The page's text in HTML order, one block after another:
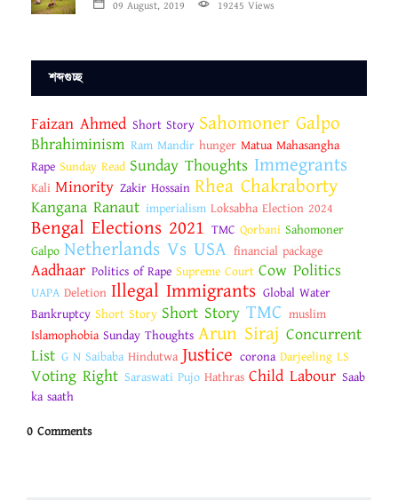
09 August, 2019 19245 Views
শব্দগুচ্ছ
Faizan Ahmed Short Story Sahomoner Galpo
Bhrahiminism Ram Mandir hunger Matua Mahasangha
Rape Sunday Read Sunday Thoughts Immegrants
Kali Minority Zakir Hossain Rhea Chakraborty
Kangana Ranaut imperialism Loksabha Election 2024
Bengal Elections 2021 TMC Qorbani Sahomoner
Galpo Netherlands Vs USA financial package
Aadhaar Politics of Rape Supreme Court Cow Politics
UAPA Deletion Illegal Immigrants Global Water
Bankruptcy Short Story Short Story TMC muslim
Islamophobia Sunday Thoughts Arun Siraj Concurrent
List G N Saibaba Hindutwa Justice corona Darjeeling LS
Voting Right Saraswati Pujo Hathras Child Labour Saab
ka saath
0 Comments